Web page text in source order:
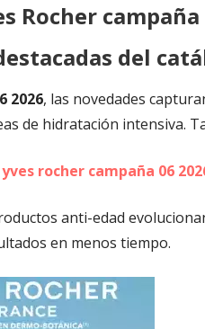
Rocher campaña
del
2026, las novedades
de hidratación intensiva.
rocher campaña 06
anti-edad
en menos tiempo.